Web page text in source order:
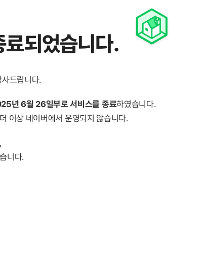
되었습니다.
드립니다.
년 6월 26일부로 서비스를 종료하였습니다.
이상 네이버에서 운영되지 않습니다.
니다.